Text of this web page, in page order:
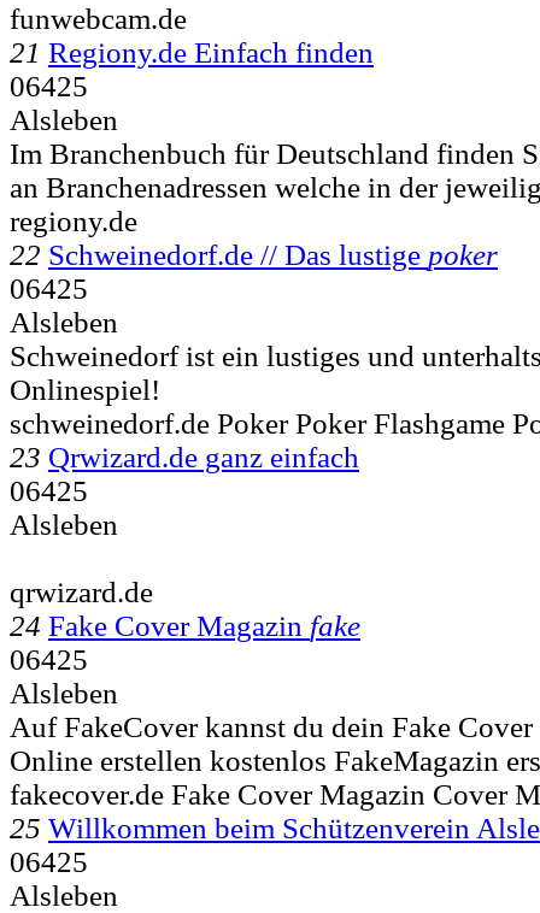
funwebcam.de
21 Regiony.de Einfach finden
06425
Alsleben
Im Branchenbuch für Deutschland finden
an Branchenadressen welche in der
regiony.de
22 Schweinedorf.de // Das lustige poker
06425
Alsleben
Schweinedorf ist ein lustiges und
Onlinespiel!
schweinedorf.de Poker Poker Flashgame
23 Qrwizard.de ganz einfach
06425
Alsleben
qrwizard.de
24 Fake Cover Magazin fake
06425
Alsleben
Auf FakeCover kannst du dein Fake
Online erstellen kostenlos FakeMagazin
fakecover.de Fake Cover Magazin Cover
25 Willkommen beim Schützenverein
06425
Alsleben